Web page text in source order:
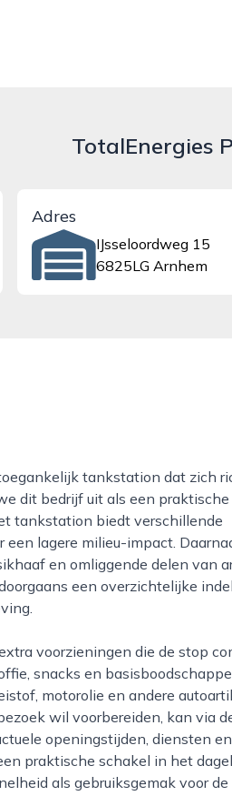
TotalEnergies
Adres
IJsseloordweg 15
6825LG Arnhem
dit bedrijf uit als een
tankstation biedt verschillende
lagere milieu-impact.
en omliggende delen van
een overzichtelijke
snacks en
motorolie en andere
wil voorbereiden, kan via
openingstijden, diensten
praktische schakel in het
als gebruiksgemak voor de